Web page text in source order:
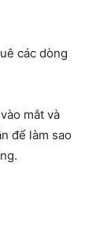
các dòng
mắt và
để làm sao